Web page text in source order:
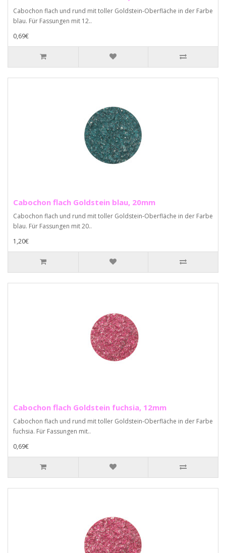
Cabochon flach und rund mit toller Goldstein-Oberfläche in der Farbe
blau. Für Fassungen mit 12..
0,69€
Cabochon flach Goldstein blau, 20mm
Cabochon flach und rund mit toller Goldstein-Oberfläche in der Farbe
blau. Für Fassungen mit 20..
1,20€
Cabochon flach Goldstein fuchsia, 12mm
Cabochon flach und rund mit toller Goldstein-Oberfläche in der Farbe
fuchsia. Für Fassungen mit..
0,69€